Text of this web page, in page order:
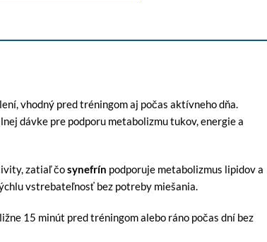
vhodný pred tréningom aj počas aktívneho dňa.
dávke pre podporu metabolizmu tukov, energie a
zatiaľ čosynefrín podporuje metabolizmus lipidov a
vstrebateľnosť bez potreby miešania.
15 minút pred tréningom alebo ráno počas dní bez